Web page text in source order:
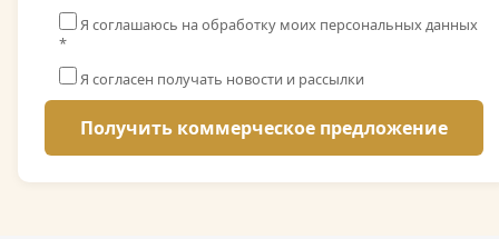
Я соглашаюсь на обработку моих персональных данных
*
Я согласен получать новости и рассылки